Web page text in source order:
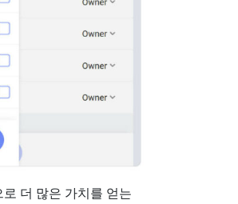
더 많은 가치를 얻는